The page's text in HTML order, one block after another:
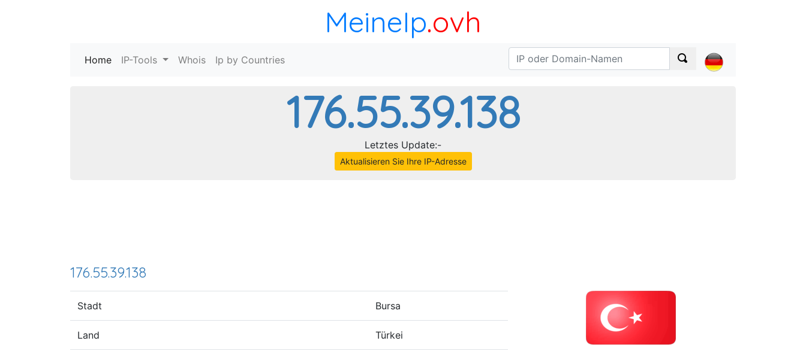
MeineIp.ovh
Home (current)
IP-Tools Whois Ip by Countries
176.55.39.138
Letztes Update:-
Aktualisieren Sie Ihre IP-Adresse
176.55.39.138
Stadt Bursa
Land Türkei